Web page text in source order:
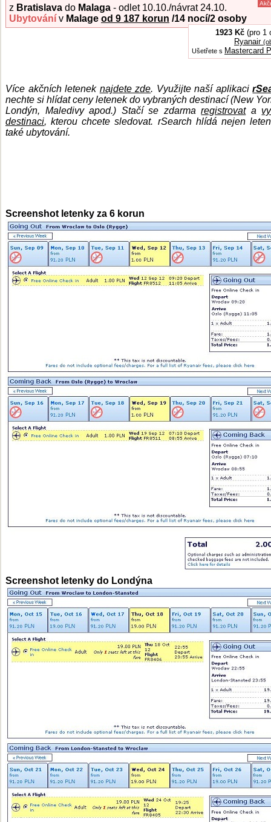
z Bratislava do Malaga - odlet 10.10./návrat 24.10.
Ubytování v Malage od 9 187 korun /14 nocí/2 osoby
1923 Kč (pro 1
Ryanair
Ušetřete s Mastercard
Více akčních letenek najdete zde. Využijte naší aplikaci
nechte si hlídat ceny letenek do vybraných destinací (New
Londýn, Maledivy apod.) Stačí se zdarmaregistrovata
destinaci, kterou chcete sledovat. rSearch hlídá nejen
také ubytování.
Screenshot letenky za 6 korun
Screenshot letenky do Londýna